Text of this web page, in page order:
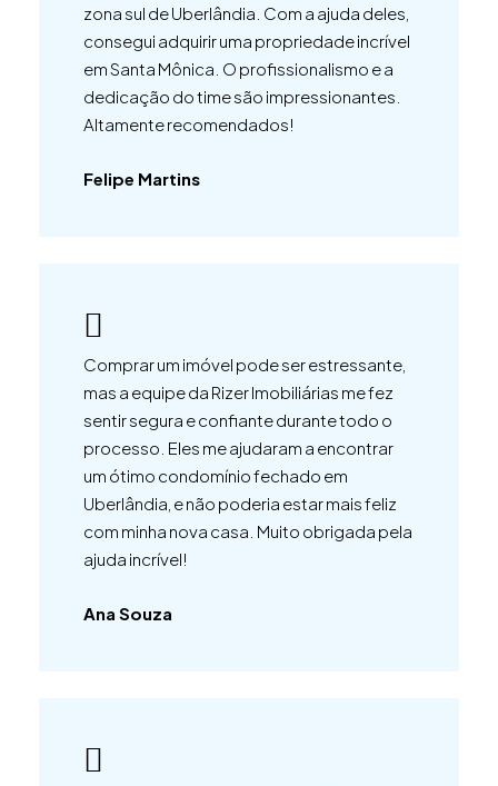
zona sul de Uberlândia. Com a ajuda deles,
consegui adquirir uma propriedade incrível
em Santa Mônica. O profissionalismo e a
dedicação do time são impressionantes.
Altamente recomendados!
Felipe Martins
Comprar um imóvel pode ser estressante,
mas a equipe da Rizer Imobiliárias me fez
sentir segura e confiante durante todo o
processo. Eles me ajudaram a encontrar
um ótimo condomínio fechado em
Uberlândia, e não poderia estar mais feliz
com minha nova casa. Muito obrigada pela
ajuda incrível!
Ana Souza